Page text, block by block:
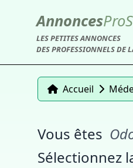
AnnoncesPro
LES PETITES ANNONCES
DES PROFESSIONNELS DE
Accueil
Vous êtes
Sélectionnez